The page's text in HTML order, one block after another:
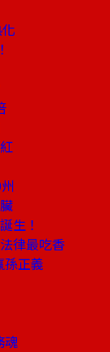
生！
律最吃香
正義
魂